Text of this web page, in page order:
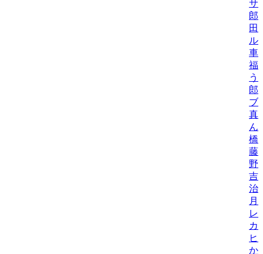
サ
郎
田
ル
車/
福
う
郎
ブ
真
ん
橋
藤
野
吉
治/
月
レ
カ
ヒ
か